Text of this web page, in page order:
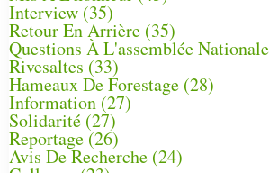
Interview (35)
Retour En Arrière (35)
Questions À L'assemblée Nationale
Rivesaltes (33)
Hameaux De Forestage (28)
Information (27)
Solidarité (27)
Reportage(26)
Avis De Recherche (24)